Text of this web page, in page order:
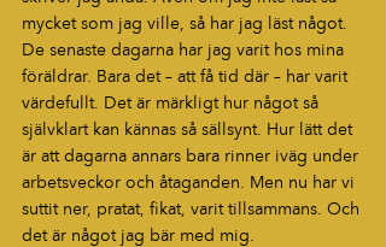
mycket som jag ville, så har jag läst något.
De senaste dagarna har jag varit hos mina
föräldrar. Bara det – att få tid där – har varit
värdefullt. Det är märkligt hur något så
självklart kan kännas så sällsynt. Hur lätt det
är att dagarna annars bara rinner iväg under
arbetsveckor och åtaganden. Men nu har vi
suttit ner, pratat, fikat, varit tillsammans. Och
det är något jag bär med mig.